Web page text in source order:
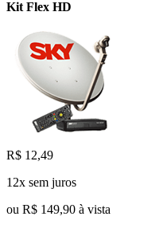
Kit Flex HD
R$ 12,49
12x sem juros
ou R$ 149,90 à vista